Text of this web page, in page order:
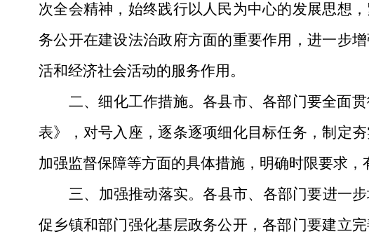
次全会精神，始终践行以人民为中心的发展思想
务公开在建设法治政府方面的重要作用，进一步
活和经济社会活动的服务作用。
二、细化工作措施。各县市、各部门要全面
表》，对号入座，逐条逐项细化目标任务，制定
加强监督保障等方面的具体措施，明确时限要求
三、加强推动落实。各县市、各部门要进一
促乡镇和部门强化基层政务公开，各部门要建立